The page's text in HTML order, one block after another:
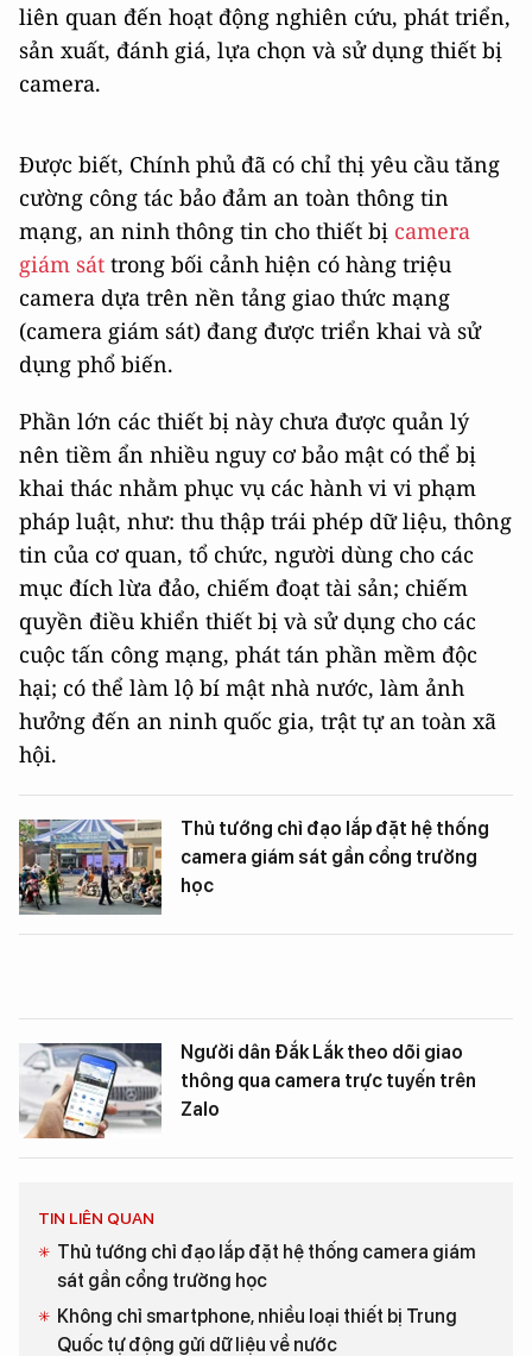
liên quan đến hoạt động nghiên cứu, phát triển,
sản xuất, đánh giá, lựa chọn và sử dụng thiết bị
camera.
Được biết, Chính phủ đã có chỉ thị yêu cầu tăng
cường công tác bảo đảm an toàn thông tin
mạng, an ninh thông tin cho thiết bị camera
giám sát trong bối cảnh hiện có hàng triệu
camera dựa trên nền tảng giao thức mạng
(camera giám sát) đang được triển khai và sử
dụng phổ biến.
Phần lớn các thiết bị này chưa được quản lý
nên tiềm ẩn nhiều nguy cơ bảo mật có thể bị
khai thác nhằm phục vụ các hành vi vi phạm
pháp luật, như: thu thập trái phép dữ liệu, thông
tin của cơ quan, tổ chức, người dùng cho các
mục đích lừa đảo, chiếm đoạt tài sản; chiếm
quyền điều khiển thiết bị và sử dụng cho các
cuộc tấn công mạng, phát tán phần mềm độc
hại; có thể làm lộ bí mật nhà nước, làm ảnh
hưởng đến an ninh quốc gia, trật tự an toàn xã
hội.
Thủ tướng chỉ đạo lắp đặt hệ thống
camera giám sát gần cổng trường
học
Người dân Đắk Lắk theo dõi giao
thông qua camera trực tuyến trên
Zalo
TIN LIÊN QUAN
Thủ tướng chỉ đạo lắp đặt hệ thống camera giám
sát gần cổng trường học
Không chỉ smartphone, nhiều loại thiết bị Trung
Quốc tự động gửi dữ liệu về nước